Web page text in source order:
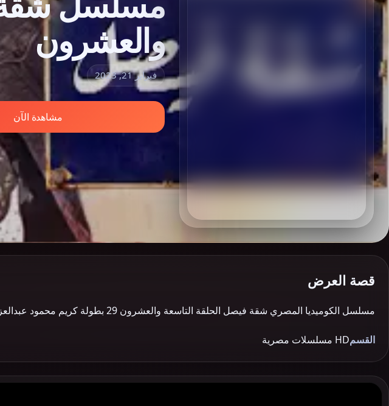
والعشرون
فبراير 21, 2023
مشاهدة الآن
قصة العرض
مسلسل الكوميديا المصري شقة فيصل الحلقة التاسعة والعشرون 29 بطولة كريم محمود عبدالعزيز مشاهدة وتحميل اون لاين يوتيوب جودة عالية 720P مسلسلات مصرية 2018…
القسمHD مسلسلات مصرية